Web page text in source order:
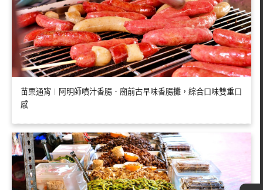
苗栗通宵︱阿明師噴汁香腸．廟前古早味香腸攤，綜合口味雙重口
感